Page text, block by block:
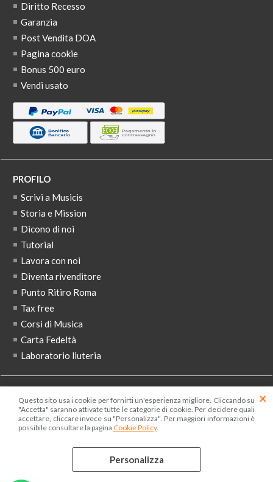
Questo sito usa i cookie per fornirti un'esperienza migliore. Cliccando su
"Accetta" saranno attivate tutte le categorie di cookie. Per decidere quali
accettare, cliccare invece su "Personalizza". Per maggiori informazioni è
possibile consultare la pagina Cookie Policy.
Personalizza
Diritto Recesso
Garanzia
Post Vendita DOA
Pagina cookie
Bonus 500 euro
Vendi usato
PROFILO
Scrivi a Musicis
Storia e Mission
Dicono di noi
Tutorial
Lavora con noi
Diventa rivenditore
Punto Ritiro Roma
Tax free
Corsi di Musica
Carta Fedeltà
Laboratorio liuteria
ISCRIVITI ALLA NEWSLETTER